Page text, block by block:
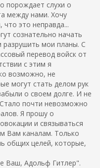
порождает слухи о
между нами. Хочу
это неправда...
сознательно начать
разрушить мои планы. С
перевод войск от
с этим я
возможно, не
могут стать делом рук
о своем долге. И не
почти невозможно
Я прошу о
и связываться
Вам каналам. Только
общих целей, которые,
Ваш, Адольф Гитлер".